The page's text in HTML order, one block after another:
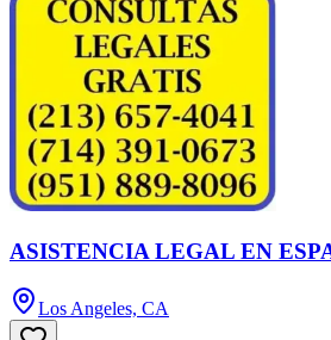
ASISTENCIA LEGAL EN
Los Angeles, CA